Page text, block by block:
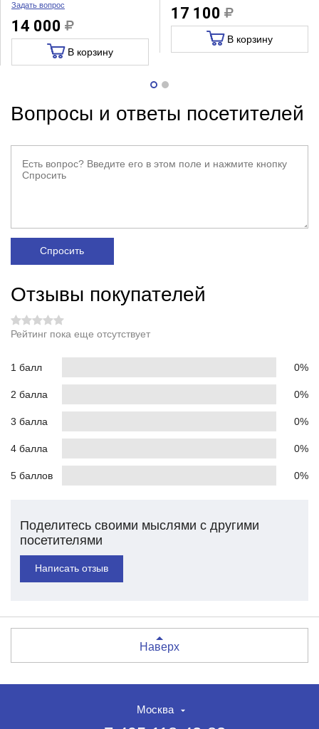
Задать вопрос
14 000
В корзину
17 100
В корзину
Вопросы и ответы посетителей
Спросить
Отзывы покупателей
Рейтинг пока еще отсутствует
1 балл 0%
2 балла 0%
3 балла 0%
4 балла 0%
5 баллов 0%
Поделитесь своими мыслями с другими
посетителями
Написать отзыв
Наверх
Москва